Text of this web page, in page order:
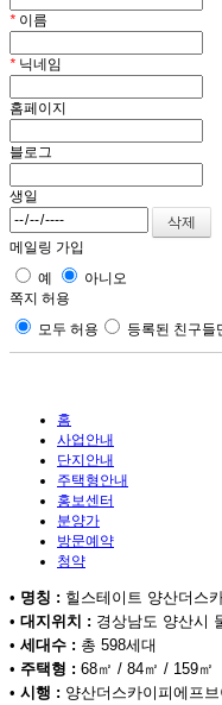
* 이름
* 닉네임
홈페이지
블로그
생일
메일링 가입
예
아니오
쪽지 허용
모두 허용
등록된 친구들
홈
사업안내
단지안내
주택형안내
홍보센터
분양가
방문예약
청약
• 명칭 : 힐스테이트 양산더스
• 대지위치 : 경상남도 양산시
• 세대수 : 총 598세대
• 주택형 : 68㎡ / 84㎡ / 159㎡
• 시행 : 양산더스카이피에프